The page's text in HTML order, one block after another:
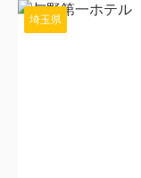
埼玉県